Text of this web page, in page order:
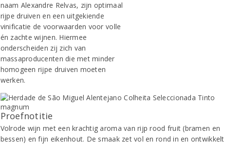
naam Alexandre Relvas, zijn optimaal
rijpe druiven en een uitgekiende
vinificatie de voorwaarden voor volle
én zachte wijnen. Hiermee
onderscheiden zij zich van
massaproducenten die met minder
homogeen rijpe druiven moeten
werken.
Proefnotitie
Volrode wijn met een krachtig aroma van rijp rood fruit (bramen en
bessen) en fijn eikenhout. De smaak zet vol en rond in en ontwikkelt